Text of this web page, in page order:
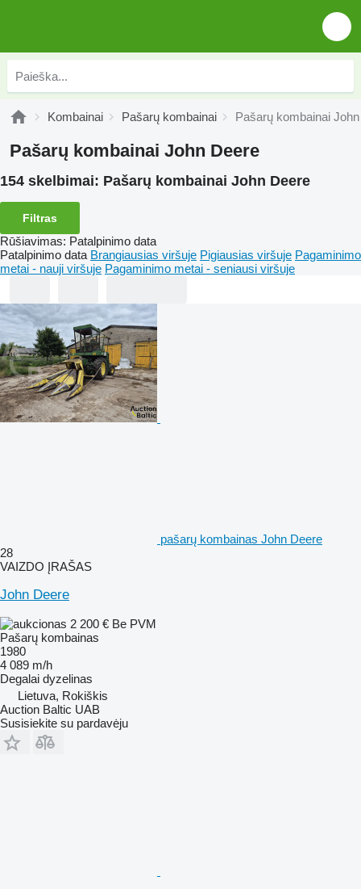
Kombainai Pašarų kombainai Pašarų kombainai
Pašarų kombainai John Deere
154 skelbimai: Pašarų kombainai John Deere
Filtras
Rūšiavimas: Patalpinimo data
Patalpinimo data Brangiausias viršuje Pigiausias viršuje Pagaminimo
metai - nauji viršuje Pagaminimo metai - seniausi viršuje
pašarų kombainas John Deere
28
VAIZDO ĮRAŠAS
John Deere
2 200 € Be PVM
Pašarų kombainas
1980
4 089 m/h
Degalai dyzelinas
Lietuva, Rokiškis
Auction Baltic UAB
Susisiekite su pardavėju